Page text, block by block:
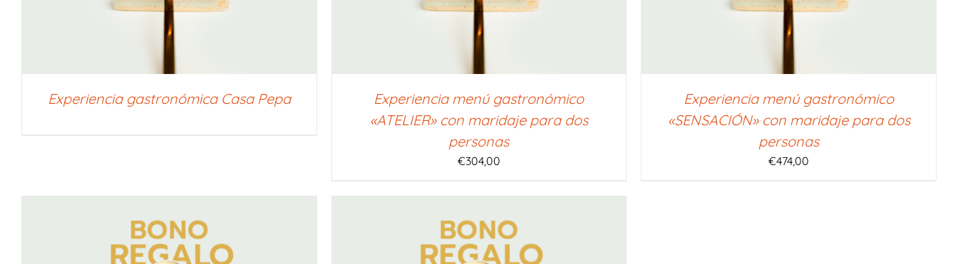
Experiencia gastronómica Casa Pepa
Experiencia menú gastronómico
«ATELIER» con maridaje para dos
personas
€304,00
Experiencia menú gastronómico
«SENSACIÓN» con maridaje para dos
personas
€474,00